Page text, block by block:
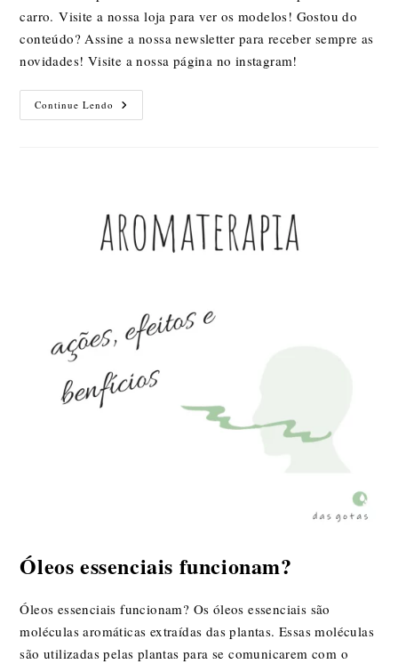
carro. Visite a nossa loja para ver os modelos! Gostou do
conteúdo? Assine a nossa newsletter para receber sempre as
novidades! Visite a nossa página no instagram!
Continue Lendo Difusor
Pessoal:
Óleos essenciais funcionam?
Óleos essenciais funcionam? Os óleos essenciais são
moléculas aromáticas extraídas das plantas. Essas moléculas
são utilizadas pelas plantas para se comunicarem com o